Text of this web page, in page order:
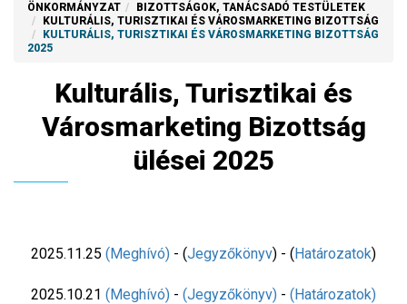
ÖNKORMÁNYZAT
BIZOTTSÁGOK, TANÁCSADÓ TESTÜLETEK
KULTURÁLIS, TURISZTIKAI ÉS VÁROSMARKETING BIZOTTSÁG
KULTURÁLIS, TURISZTIKAI ÉS VÁROSMARKETING BIZOTTSÁG
2025
Kulturális, Turisztikai és
Városmarketing Bizottság
ülései 2025
2025.11.25 (Meghívó) - (Jegyzőkönyv) - (Határozatok)
2025.10.21 (Meghívó) - (Jegyzőkönyv) - (Határozatok)